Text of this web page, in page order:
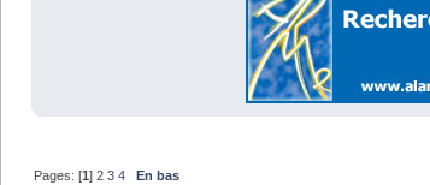
Pages: [1]2 3 4 En bas